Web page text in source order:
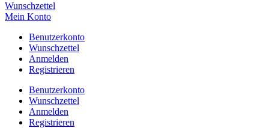
Wunschzettel
Mein Konto
Benutzerkonto
Wunschzettel
Anmelden
Registrieren
Benutzerkonto
Wunschzettel
Anmelden
Registrieren